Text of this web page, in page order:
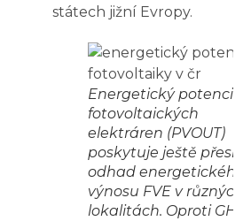
státech jižní Evropy.
Energetický potenciál
fotovoltaických
elektráren (PVOUT)
poskytuje ještě
odhad energetického
výnosu FVE v různých
lokalitách. Oproti GHI